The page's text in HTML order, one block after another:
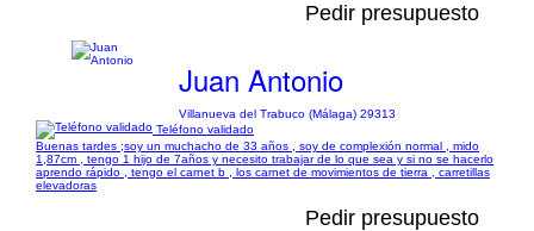
Pedir presupuesto
Juan Antonio
Villanueva del Trabuco (Málaga) 29313
Teléfono validado
Buenas tardes ;soy un muchacho de 33 años , soy de complexión normal , mido
1,87cm , tengo 1 hijo de 7años y necesito trabajar de lo que sea y si no se hacerlo
aprendo rápido , tengo el carnet b , los carnet de movimientos de tierra , carretillas
elevadoras
Pedir presupuesto